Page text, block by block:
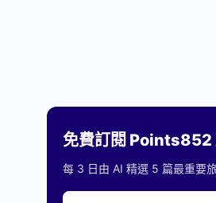
免費訂閱 Points852
每 3 日由 AI 精選 5 篇最重要